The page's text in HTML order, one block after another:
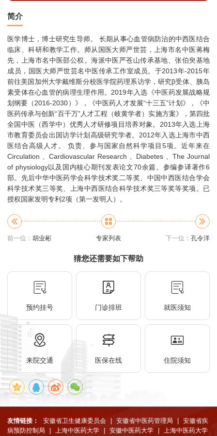
简介
医学博士，博士研究生导师。 长期从事心血管病防治的中西医结合
临床、科研和教学工作。师从国医大师严世芸，上海市名中医蒋梅
先，上海市名中医邵公权。海派中医严苍山传承基地、张伯臾基地
成员，国医大师严世芸名中医传承工作室成员。于2013年-2015年
前往美国加州大学戴维斯分校医学院药理系访学，研究β受体、胰岛
素受体在心血管的病理生理作用。2019年入选《中医药发展战略规
划纲要（2016-2030）》，《中医药人才发展“十三五”计划》，《中
医药传承与创新“百千万”人才工程（岐黄学者）实施方案》，第四批
全国中医（西学中）优秀人才研修项目培养对象。2013年入选上海
市教育委员会出国访学计划高级研究学者。2012年入选上海市中西
医结合高级人才。 负责、参与国家自然科学项目5项。近年来在
Circulation 、Cardiovascular Research 、Diabetes 、The Journal
of physiology以及国内核心期刊发表论文70余篇。参编参译著作6
部。先后中华中医药学会科学技术奖二等奖、中国中西医结合学会
科学技术奖三等奖、上海中西医结合科学技术奖三等奖等奖项。已
授权国家发明专利2项（第一发明人）。
前一位： 胡业彬 专家列表 下一位： 孔令洋
猜您还需要如下帮助
预约挂号 门诊排班 就医须知
来院交通 医保在线 住院须知
友情链接： 安徽省卫生健康委员会 安徽省中医药管理局
安徽省疾
病预防控制局
上海中医药大学 安徽中医药大学 上海中医药大学